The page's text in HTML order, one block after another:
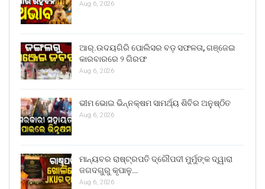
Aug 6, 2026
ଆର୍.ଉଦୟଗିରି ପୋଲିସର ବଡ଼ ସଫଳତା, ଗଞ୍ଜେଇ
କାରବାରରେ ୨ ଗିରଫ
Aug 6, 2026
ଭୀମ ଭୋଇ ଭିନ୍ନକ୍ଷମ ସାମର୍ଥ୍ୟ ଶିବିର ଅନୁଷ୍ଠିତ
Aug 6, 2026
ମାନ୍ୟବର ରାଷ୍ଟ୍ରପତି ଦ୍ରୌପଦୀ ମୁର୍ମୁଙ୍କ ଦ୍ୱାରା
ଜଗଦଗୁରୁ କୃପାଳୁ…
Aug 6, 2026